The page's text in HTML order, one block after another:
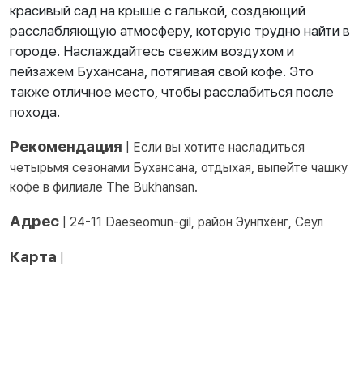
красивый сад на крыше с галькой, создающий
расслабляющую атмосферу, которую трудно найти в
городе. Наслаждайтесь свежим воздухом и
пейзажем Бухансана, потягивая свой кофе. Это
также отличное место, чтобы расслабиться после
похода.
Рекомендация
| Если вы хотите насладиться
четырьмя сезонами Бухансана, отдыхая, выпейте чашку
кофе в филиале The Bukhansan.
Адрес | 24-11 Daeseomun-gil, район Эунпхёнг, Сеул
Карта